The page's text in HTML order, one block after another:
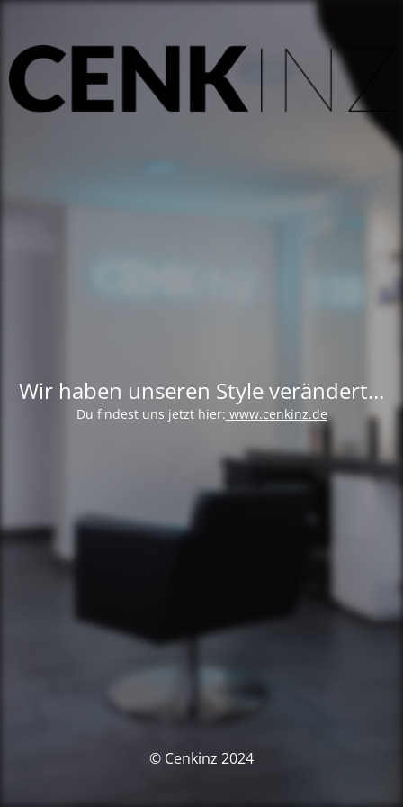
Wir haben unseren Style verändert...
Du findest uns jetzt hier: www.cenkinz.de
© Cenkinz 2024